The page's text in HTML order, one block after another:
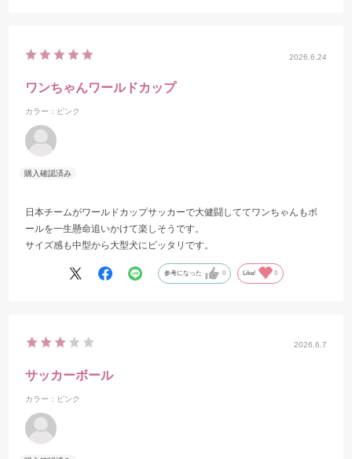
2026.6.24
ワンちゃんワールドカップ
カラー：ピンク
日本チームがワールドカップサッカーで大健闘しててワンちゃんもボ
ールを一生懸命追いかけて楽しそうです。
サイズ感も中型から大型犬にピッタリです。
参考になった 0 Like! 0
2026.6.7
サッカーボール
カラー：ピンク